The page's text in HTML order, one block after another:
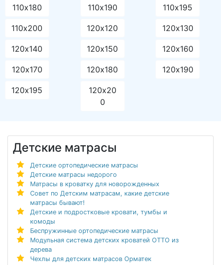
110х180 110х190 110х195
110х200 120х120 120х130
120х140 120х150 120х160
120х170 120х180 120х190
120х195
120х20
0
Детские матрасы
Детские ортопедические матрасы
Детские матрасы недорого
Матрасы в кроватку для новорожденных
Совет по Детским матрасам, какие детские
матрасы бывают!
Детские и подростковые кровати, тумбы и
комоды
Беспружинные ортопедические матрасы
Модульная система детских кроватей ОТТО из
дерева
Чехлы для детских матрасов Орматек